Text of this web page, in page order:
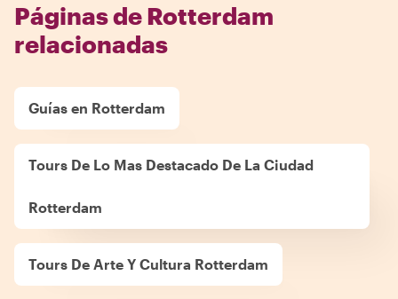
Páginas de Rotterdam
relacionadas
Guías en Rotterdam
Tours De Lo Mas Destacado De La Ciudad
Rotterdam
Tours De Arte Y Cultura Rotterdam